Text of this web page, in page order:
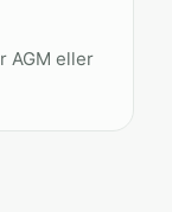
AGM eller